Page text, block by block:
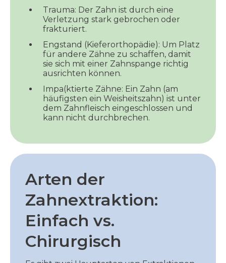
Trauma: Der Zahn ist durch eine
Verletzung stark gebrochen oder
frakturiert.
Engstand (Kieferorthopädie): Um Platz
für andere Zähne zu schaffen, damit
sie sich mit einer Zahnspange richtig
ausrichten können.
Impa(ktierte Zähne: Ein Zahn (am
häufigsten ein Weisheitszahn) ist unter
dem Zahnfleisch eingeschlossen und
kann nicht durchbrechen.
Arten der
Zahnextraktion:
Einfach vs.
Chirurgisch